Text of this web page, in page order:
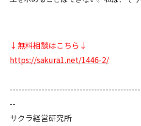
↓無料相談はこちら↓
https://sakura1.net/1446-2/
--
サクラ経営研究所